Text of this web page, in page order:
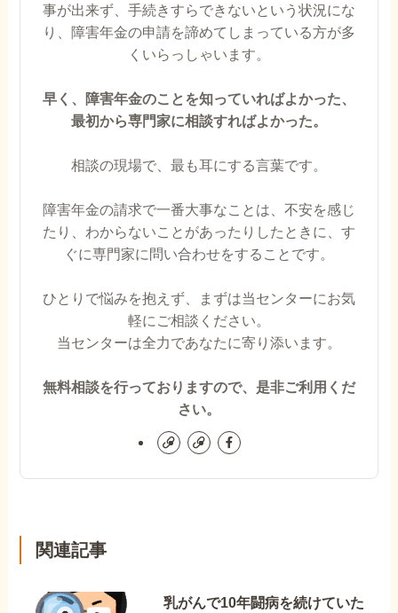
事が出来ず、手続きすらできないという状況にな
り、障害年金の申請を諦めてしまっている方が多
くいらっしゃいます。
早く、障害年金のことを知っていればよかった、
最初から専門家に相談すればよかった。
相談の現場で、最も耳にする言葉です。
障害年金の請求で一番大事なことは、不安を感じ
たり、わからないことがあったりしたときに、す
ぐに専門家に問い合わせをすることです。
ひとりで悩みを抱えず、まずは当センターにお気
軽にご相談ください。
当センターは全力であなたに寄り添います。
無料相談を行っておりますので、是非ご利用くだ
さい。
関連記事
乳がんで10年闘病を続けていた